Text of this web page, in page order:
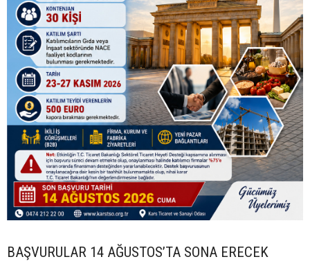
BAŞVURULAR 14 AĞUSTOS’TA SONA ERECEK